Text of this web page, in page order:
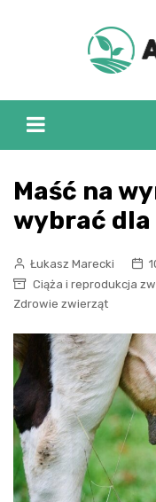
Maść na
wybrać dla
Łukasz Marecki
Ciąża i reprodukcja
Zdrowie zwierząt